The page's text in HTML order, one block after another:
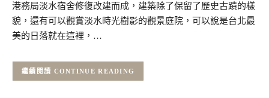
港務局淡水宿舍修復改建而成，建築除了保留了歷史古蹟的樣
貌，還有可以觀賞淡水時光樹影的觀景庭院，可以說是台北最
美的日落就在這裡，…
CONTINUE READING